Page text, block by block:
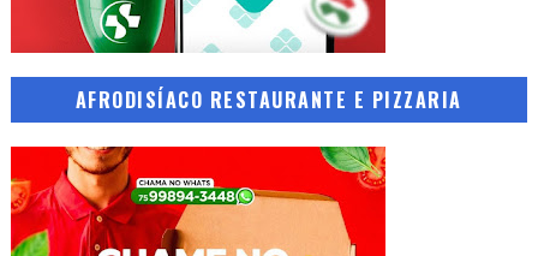
AFRODISÍACO RESTAURANTE E PIZZARIA